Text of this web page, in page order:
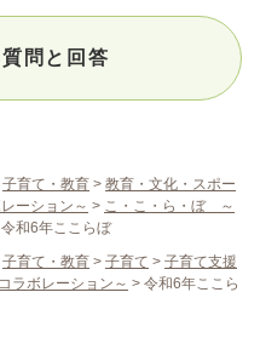
子育て・教育 > 教育・文化・スポー
ーション～ > こ・こ・ら・ぼ ～
令和6年ここらぼ
子育て・教育 > 子育て > 子育て支援
ラボレーション～ > 令和6年ここら
問と回答